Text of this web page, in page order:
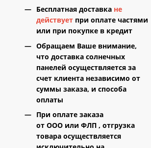
Бесплатная доставка не
действует при оплате частями
или при покупке в кредит
Обращаем Ваше внимание,
что доставка солнечных
панелей осуществляется за
счет клиента независимо от
суммы заказа, и способа
оплаты
При оплате заказа
от ООО или ФЛП , отгрузка
товара осуществляется